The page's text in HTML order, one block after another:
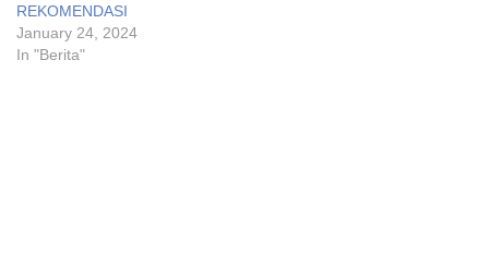
REKOMENDASI
January 24, 2024
In "Berita"